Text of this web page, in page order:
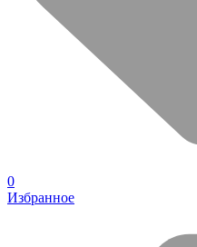
0
Избранное